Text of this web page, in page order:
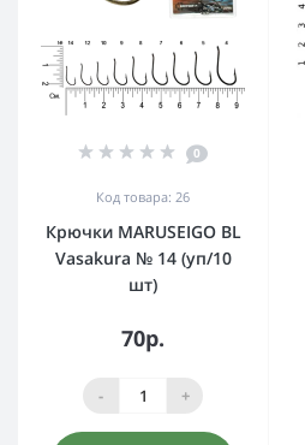
0
Код товара: 26
Крючки MARUSEIGO BL
Vasakura № 14 (уп/10
шт)
70р.
- +